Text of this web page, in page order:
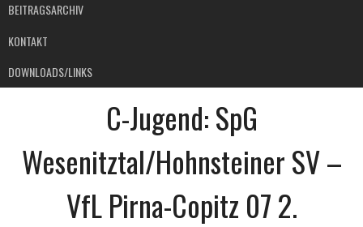
BEITRAGSARCHIV
KONTAKT
DOWNLOADS/LINKS
C-Jugend: SpG
Wesenitztal/Hohnsteiner SV –
VfL Pirna-Copitz 07 2.